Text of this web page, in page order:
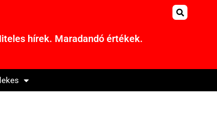
hírek. Maradandó értékek.